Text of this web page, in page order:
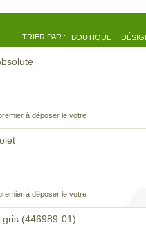
TRIER PAR : BOUTIQUE
à déposer le votre
à déposer le votre
(446989-01)